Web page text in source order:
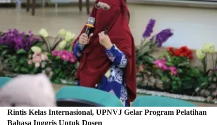
Rintis Kelas Internasional, UPNVJ Gelar Program Pelatihan
Bahasa Inggris Untuk Dosen